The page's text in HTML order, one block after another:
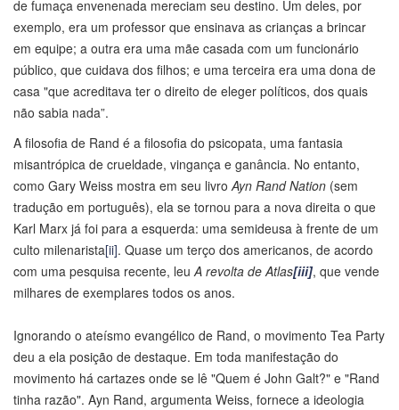
de fumaça envenenada mereciam seu destino. Um deles, por
exemplo, era um professor que ensinava as crianças a brincar
em equipe; a outra era uma mãe casada com um funcionário
público, que cuidava dos filhos; e uma terceira era uma dona de
casa "que acreditava ter o direito de eleger políticos, dos quais
não sabia nada”.
A filosofia de Rand é a filosofia do psicopata, uma fantasia
misantrópica de crueldade, vingança e ganância. No entanto,
como Gary Weiss mostra em seu livroAyn Rand Nation (sem
tradução em português), ela se tornou para a nova direita o que
Karl Marx já foi para a esquerda: uma semideusa à frente de um
culto milenarista[ii]. Quase um terço dos americanos, de acordo
com uma pesquisa recente, leuA revolta de Atlas[iii], que vende
milhares de exemplares todos os anos.
Ignorando o ateísmo evangélico de Rand, o movimento Tea Party
deu a ela posição de destaque. Em toda manifestação do
movimento há cartazes onde se lê "Quem é John Galt?" e "Rand
tinha razão". Ayn Rand, argumenta Weiss, fornece a ideologia